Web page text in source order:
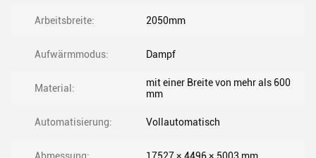
Arbeitsbreite: 2050mm
Aufwärmmodus: Dampf
Material:
mit einer Breite von mehr als 600
mm
Automatisierung: Vollautomatisch